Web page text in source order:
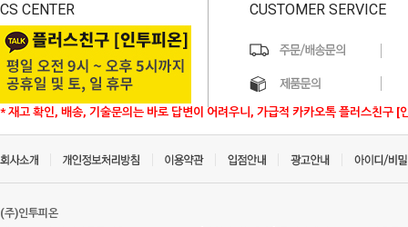
CS CENTER
* 재고 확인, 배송, 기술문의는 바로 답변이 어려우니, 가급적 카카오톡 플러스친구 [
CUSTOMER SERVICE
(주)인투피온